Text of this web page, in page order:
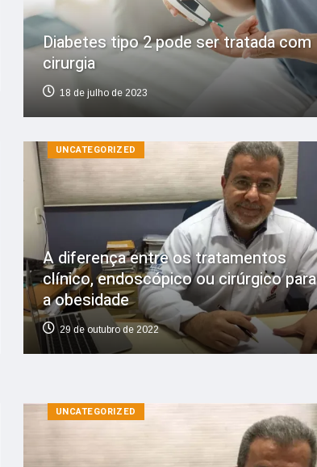
Diabetes tipo 2 pode ser tratada com
cirurgia
18 de julho de 2023
UNCATEGORIZED
A diferença entre os tratamentos
clínico, endoscópico ou cirúrgico para
a obesidade
29 de outubro de 2022
UNCATEGORIZED